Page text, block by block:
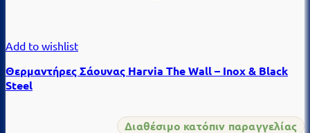
Add to wishlist
Θερμαντήρες Σάουνας Harvia The Wall – Inox & Black
Steel
Διαθέσιμο κατόπιν παραγγελίας